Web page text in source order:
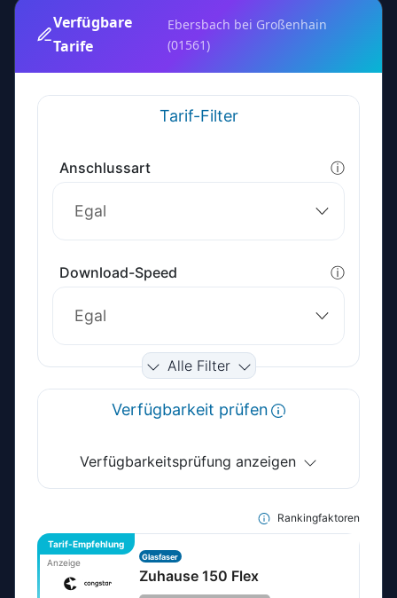
Verfügbare
Tarife
Ebersbach bei Großenhain
(01561)